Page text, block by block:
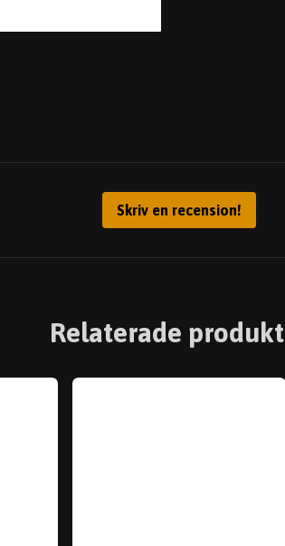
Skriv en recension!
Relaterade